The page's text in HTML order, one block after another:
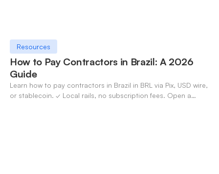
Resources
How to Pay Contractors in Brazil: A 2026
Guide
Learn how to pay contractors in Brazil in BRL via Pix, USD wire,
or stablecoin. ✓ Local rails, no subscription fees. Open a